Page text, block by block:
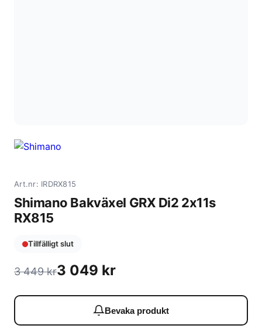
Art.nr: IRDRX815
Shimano Bakväxel GRX Di2 2x11s
RX815
Tillfälligt slut
3 449kr3 049 kr
Bevaka produkt